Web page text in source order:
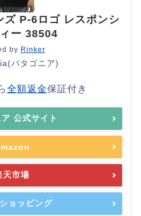
ズ P-6ロゴ レスポンシ
ー 38504
by Rinker
パタゴニア)
全額返金保証付き
公式サイト
天市場
ョッピング